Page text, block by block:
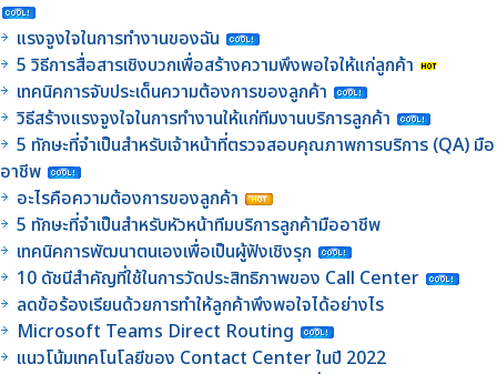
แรงจูงใจในการทำงานของฉัน
5 วิธีการสื่อสารเชิงบวกเพื่อสร้างความพึงพอใจให้แก่ลูกค้า
เทคนิคการจับประเด็นความต้องการของลูกค้า
วิธีสร้างแรงจูงใจในการทำงานให้แก่ทีมงานบริการลูกค้า
5 ทักษะที่จำเป็นสำหรับเจ้าหน้าที่ตรวจสอบคุณภาพการบริการ (QA) มือ
อาชีพ
อะไรคือความต้องการของลูกค้า
5 ทักษะที่จำเป็นสำหรับหัวหน้าทีมบริการลูกค้ามืออาชีพ
เทคนิคการพัฒนาตนเองเพื่อเป็นผู้ฟังเชิงรุก
10 ดัชนีสำคัญที่ใช้ในการวัดประสิทธิภาพของ Call Center
ลดข้อร้องเรียนด้วยการทำให้ลูกค้าพึงพอใจได้อย่างไร
Microsoft Teams Direct Routing
แนวโน้มเทคโนโลยีของ Contact Center ในปี 2022